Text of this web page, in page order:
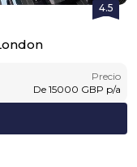
4.5
Precio
De 15000 GBP p/a